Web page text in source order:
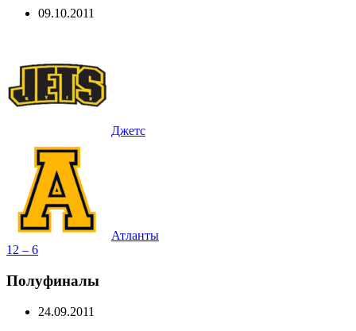
09.10.2011
Джетс
Атланты
12 – 6
Полуфиналы
24.09.2011